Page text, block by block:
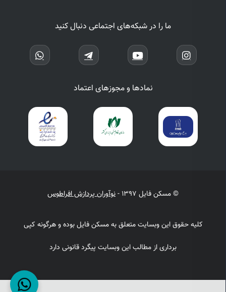
ما را در شبکه‌های اجتماعی دنبال کنید
نمادها و مجوزهای اعتماد
© مسکن فایل 1397 - نوآوران پردازش افراطوس
کلیه حقوق این وبسایت متعلق به مسکن فایل بوده و هرگونه کپی
برداری از مطالب این وبسایت پیگرد قانونی دارد